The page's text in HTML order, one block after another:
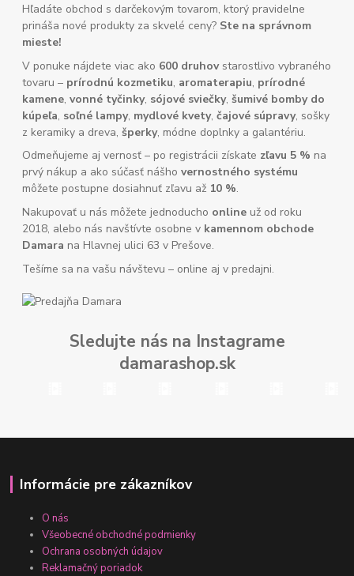
Hľadáte obchod s darčekovým tovarom, ktorý pravidelne
prináša nové produkty za skvelé ceny? Ste na správnom
mieste!
V ponuke nájdete viac ako 600 druhovstarostlivo vybraného
tovaru – prírodnú kozmetiku, aromaterapiu, prírodné
kamene,vonné tyčinky, sójové sviečky,šumivé bomby do
kúpeľa, soľné lampy, mydlové kvety,čajové súpravy, sošky
z keramiky a dreva,šperky, módne doplnky a galantériu.
Odmeňujeme aj vernosť – po registrácii získate zľavu 5 % na
prvý nákup a ako súčasť nášhovernostného systému
môžete postupne dosiahnuť zľavu až 10 %.
Nakupovať u nás môžete jednoducho online už od roku
2018, alebo nás navštívte osobne v kamennom obchode
Damara na Hlavnej ulici 63 v Prešove.
Tešíme sa na vašu návštevu – online aj v predajni.
Sledujte nás na Instagrame
damarashop.sk
Informácie pre zákazníkov
O nás
Všeobecné obchodné podmienky
Ochrana osobných údajov
Reklamačný poriadok